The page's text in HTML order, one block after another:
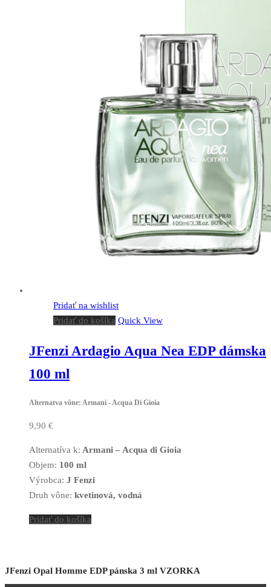
Pridať na wishlist
Pridať do košíka Quick View
JFenzi Ardagio Aqua Nea EDP dámska
100 ml
Alternatva vône: Armani - Acqua Di Gioia
9,90 €
Alternatíva k: Armani – Acqua di Gioia
Objem: 100 ml
Výrobca: J Fenzi
Druh vône: kvetinová, vodná
Pridať do košíka
JFenzi Opal Homme EDP pánska 3 ml VZORKA